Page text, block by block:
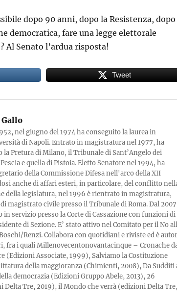
dopo 90 anni, dopo la Resistenza, dopo
democratica, fare una legge elettorale
Al Senato l’ardua risposta!
Tweet
nel giugno del 1974 ha conseguito la laurea in
di Napoli. Entrato in magistratura nel 1977, ha
la Pretura di Milano, il Tribunale di Sant’Angelo dei
e quella di Pistoia. Eletto Senatore nel 1994, ha
della Commissione Difesa nell'arco della XII
anche di affari esteri, in particolare, del conflitto
della legislatura, nel 1996 è rientrato in magistratura,
magistrato civile presso il Tribunale di Roma. Dal 2007
in servizio presso la Corte di Cassazione con funzioni di
di Sezione. E’ stato attivo nel Comitato per il No
Renzi. Collabora con quotidiani e riviste ed è
fra i quali Millenovecentonovantacinque – Cronache
(Edizioni Associate, 1999), Salviamo la Costituzione
della maggioranza (Chimienti, 2008), Da Sudditi
democrazia (Edizioni Gruppo Abele, 2013), 26
Delta Tre, 2019), il Mondo che verrà (edizioni Delta Tre,